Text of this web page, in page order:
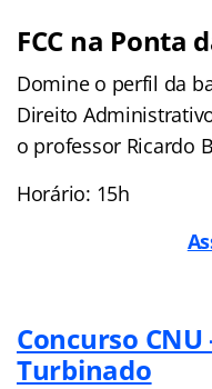
FCC na Ponta
Domine o perfil da
Direito
o professor Ricardo
Horário: 15h
Concurso
Turbinado